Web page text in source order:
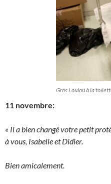
Gros Loulou à la
11 novembre:
« Il a bien changé votre petit
à vous, Isabelle et Didier.
Bien amicalement.